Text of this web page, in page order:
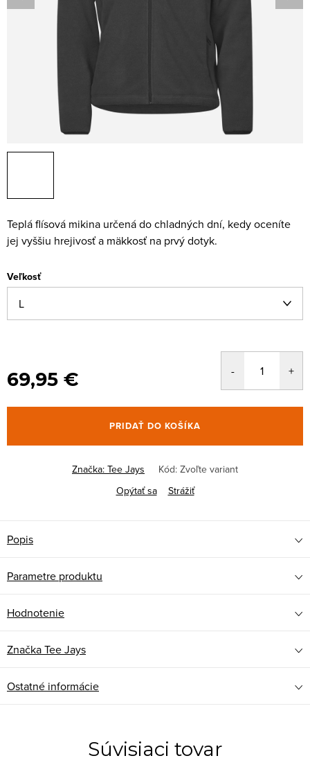
Teplá flísová mikina určená do chladných dní, kedy oceníte
jej vyššiu hrejivosť a mäkkosť na prvý dotyk.
Veľkosť
69,95 €
PRIDAŤ DO KOŠÍKA
Značka: Tee Jays Kód: Zvoľte variant
Opýtať sa
Strážiť
Popis
Parametre produktu
Hodnotenie
ZnačkaTee Jays
Ostatné informácie
Súvisiaci tovar